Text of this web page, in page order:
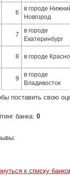
6
в городе
Новгород
7
в городе
Екатеринбург
8 в городе
9
в городе
Владивосток
поставить свою
банка: 0
к списку